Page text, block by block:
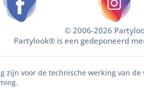
© 2006-2026
Partylook® is een gedeponeerd
zijn voor de technische werking van